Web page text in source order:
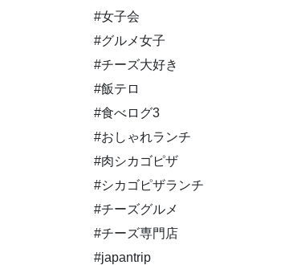
#女子会
#グルメ女子
#チーズ大好き
#飯テロ
#食べログ3
#おしゃれランチ
#肉シカゴピザ
#シカゴピザランチ
#チーズグルメ
#チーズ専門店
#japantrip